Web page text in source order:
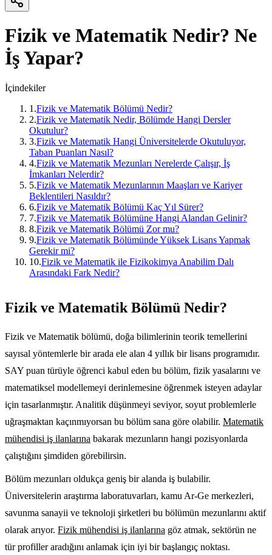
Fizik ve Matematik Nedir? Ne
İş Yapar?
İçindekiler
1 .Fizik ve Matematik Bölümü Nedir?
2.Fizik ve Matematik Nedir, Bölümde Hangi Dersler
Okutulur?
3.Fizik ve Matematik Hangi Üniversitelerde Okutuluyor,
Taban Puanları Nasıl?
4.Fizik ve Matematik Mezunları Nerelerde Çalışır, İş
İmkanları Nelerdir?
5.Fizik ve Matematik Mezunlarının Maaşları ve Kariyer
Beklentileri Nasıldır?
6.Fizik ve Matematik Bölümü Kaç Yıl Sürer?
7.Fizik ve Matematik Bölümüne Hangi Alandan Gelinir?
8.Fizik ve Matematik Bölümü Zor mu?
9.Fizik ve Matematik Bölümünde Yüksek Lisans Yapmak
Gerekir mi?
10.Fizik ve Matematik ile Fizikokimya Anabilim Dalı
Arasındaki Fark Nedir?
Fizik ve Matematik Bölümü Nedir?
Fizik ve Matematik bölümü, doğa bilimlerinin teorik temellerini
sayısal yöntemlerle bir arada ele alan 4 yıllık bir lisans programıdır.
SAY puan türüyle öğrenci kabul eden bu bölüm, fizik yasalarını ve
matematiksel modellemeyi derinlemesine öğrenmek isteyen adaylar
için tasarlanmıştır. Analitik düşünmeyi seviyor, soyut problemlerle
uğraşmaktan kaçınmıyorsan bu bölüm sana göre olabilir. Matematik
mühendisi iş ilanlarına bakarak mezunların hangi pozisyonlarda
çalıştığını şimdiden görebilirsin.
Bölüm mezunları oldukça geniş bir alanda iş bulabilir.
Üniversitelerin araştırma laboratuvarları, kamu Ar-Ge merkezleri,
savunma sanayii ve teknoloji şirketleri bu bölümün mezunlarını aktif
olarak arıyor. Fizik mühendisi iş ilanlarına göz atmak, sektörün ne
tür profiller aradığını anlamak için iyi bir başlangıç noktası.